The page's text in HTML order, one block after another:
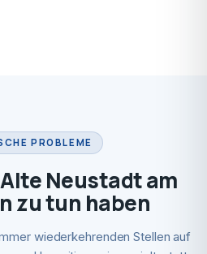
PROBLEME
Neustadt am
zu tun haben
wiederkehrenden Stellen auf